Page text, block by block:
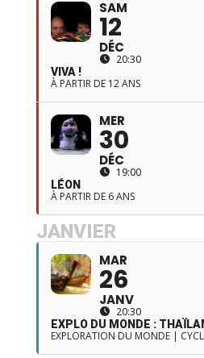
SAM
12
DÉC
20:30
VIVA !
À PARTIR DE 12 ANS
MER
30
DÉC
19:00
LÉON
À PARTIR DE 6 ANS
JANVIER
MAR
26
JANV
20:30
EXPLO DU MONDE :
EXPLORATION DU MONDE |